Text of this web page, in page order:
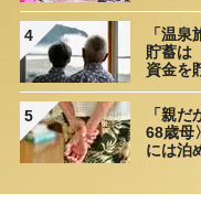
4
「温
貯蓄は
資金を
理由
5
「親
68歳母
には泊